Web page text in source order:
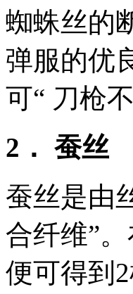
蜘蛛丝的
弹服的优
可“ 刀枪不
2． 蚕丝
蚕丝是由
合纤维”
便可得到